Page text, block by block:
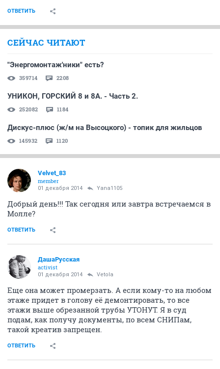
ОТВЕТИТЬ
СЕЙЧАС ЧИТАЮТ
"Энергомонтаж'ники" есть?
359714 2208
УНИКОН, ГОРСКИЙ 8 и 8А. - Часть 2.
252082 1184
Дискус-плюс (ж/м на Высоцкого) - топик для жильцов
145932 1120
Velvet_83
member
01 декабря 2014 Yana1105
Добрый день!!! Так сегодня или завтра встречаемся в
Молле?
ОТВЕТИТЬ
ДашаРусская
activist
01 декабря 2014 Vetola
Еще она может промерзать. А если кому-то на любом
этаже придет в голову её демонтировать, то все
этажи выше обрезанной трубы УТОНУТ. Я в суд
подам, как получу документы, по всем СНИПам,
такой креатив запрещен.
ОТВЕТИТЬ